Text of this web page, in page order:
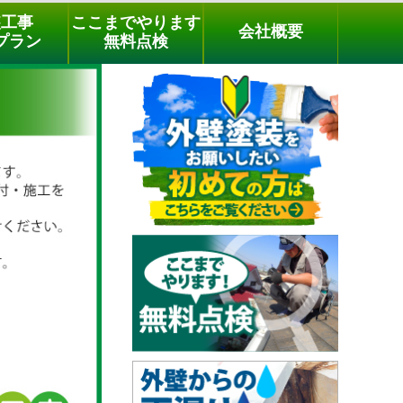
電話でのご相談 [9時～18時まで受付中]
phone
事
ラン
ここまでやります
無料点検
会社概要